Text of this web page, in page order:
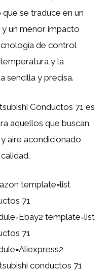
se traduce en un
un menor impacto
de control
y la
sencilla y precisa.
Conductos 71 es
aquellos que buscan
aire acondicionado
template=list
71
template=list
71
conductos 71